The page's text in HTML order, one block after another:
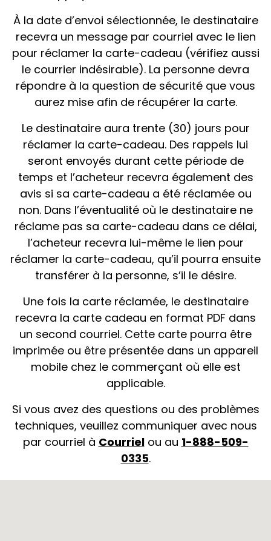
À la date d’envoi sélectionnée, le destinataire
recevra un message par courriel avec le lien
pour réclamer la carte-cadeau (vérifiez aussi
le courrier indésirable). La personne devra
répondre à la question de sécurité que vous
aurez mise afin de récupérer la carte.
Le destinataire aura trente (30) jours pour
réclamer la carte-cadeau. Des rappels lui
seront envoyés durant cette période de
temps et l’acheteur recevra également des
avis si sa carte-cadeau a été réclamée ou
non. Dans l’éventualité où le destinataire ne
réclame pas sa carte-cadeau dans ce délai,
l’acheteur recevra lui-même le lien pour
réclamer la carte-cadeau, qu’il pourra ensuite
transférer à la personne, s’il le désire.
Une fois la carte réclamée, le destinataire
recevra la carte cadeau en format PDF dans
un second courriel. Cette carte pourra être
imprimée ou être présentée dans un appareil
mobile chez le commerçant où elle est
applicable.
Si vous avez des questions ou des problèmes
techniques, veuillez communiquer avec nous
par courriel à Courrielou au 1-888-509-
0335.